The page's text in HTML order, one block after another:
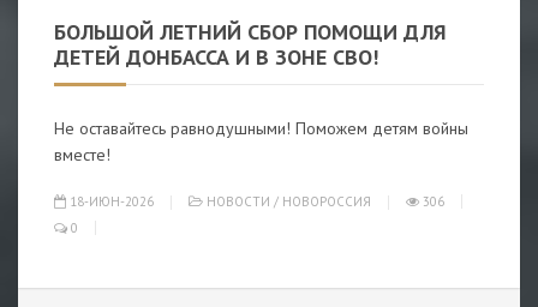
БОЛЬШОЙ ЛЕТНИЙ СБОР ПОМОЩИ ДЛЯ
ДЕТЕЙ ДОНБАССА И В ЗОНЕ СВО!
Не оставайтесь равнодушными! Поможем детям войны
вместе!
18-ИЮН-2026 НОВОСТИ / НОВОРОССИЯ
306
0